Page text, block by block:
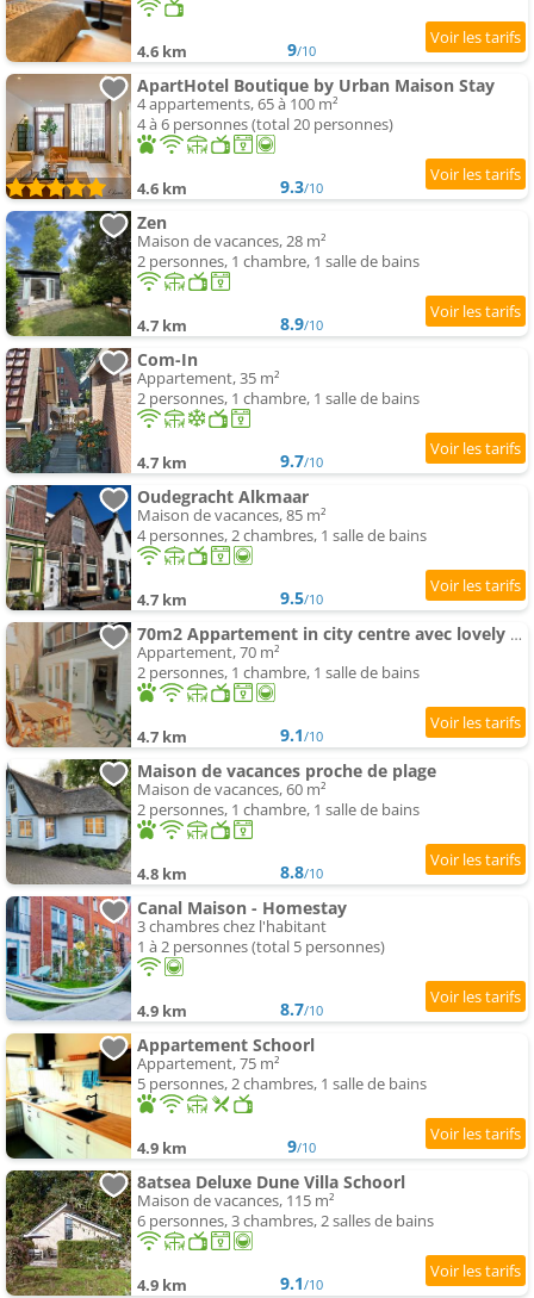
4.6 km 9/10
ApartHotel Boutique by Urban Maison Stay
4 appartements, 65 à 100 m²
4 à 6 personnes (total 20 personnes)
4.6 km 9.3/10
Zen
Maison de vacances, 28 m²
2 personnes, 1 chambre, 1 salle de bains
4.7 km 8.9/10
Com-In
Appartement, 35 m²
2 personnes, 1 chambre, 1 salle de bains
4.7 km 9.7/10
Oudegracht Alkmaar
Maison de vacances, 85 m²
4 personnes, 2 chambres, 1 salle de bains
4.7 km 9.5/10
70m2 Appartement in city centre avec lovely terrasse
Appartement, 70 m²
2 personnes, 1 chambre, 1 salle de bains
4.7 km 9.1/10
Maison de vacances proche de plage
Maison de vacances, 60 m²
2 personnes, 1 chambre, 1 salle de bains
4.8 km 8.8/10
Canal Maison - Homestay
3 chambres chez l'habitant
1 à 2 personnes (total 5 personnes)
4.9 km 8.7/10
Appartement Schoorl
Appartement, 75 m²
5 personnes, 2 chambres, 1 salle de bains
4.9 km 9/10
8atsea Deluxe Dune Villa Schoorl
Maison de vacances, 115 m²
6 personnes, 3 chambres, 2 salles de bains
4.9 km 9.1/10